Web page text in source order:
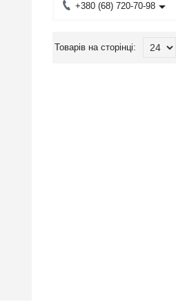
+380 (68) 720-70-98